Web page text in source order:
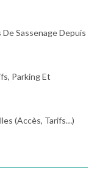
Sassenage Depuis
Parking Et
(Accès, Tarifs…)